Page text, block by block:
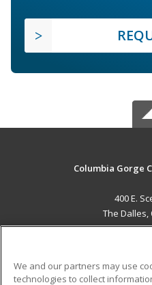
Columbia Gorge
400 E.
The Dalles,
We and our partners may use
technologies to collect